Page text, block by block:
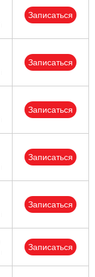
Записаться
Записаться
Записаться
Записаться
Записаться
Записаться